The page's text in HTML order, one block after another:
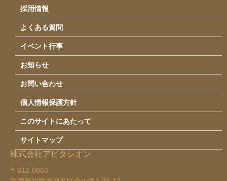
採用情報
よくある質問
イベント行事
お知らせ
お問い合わせ
個人情報保護方針
このサイトにあたって
サイトマップ
株式会社アビタシオン
〒812-0863